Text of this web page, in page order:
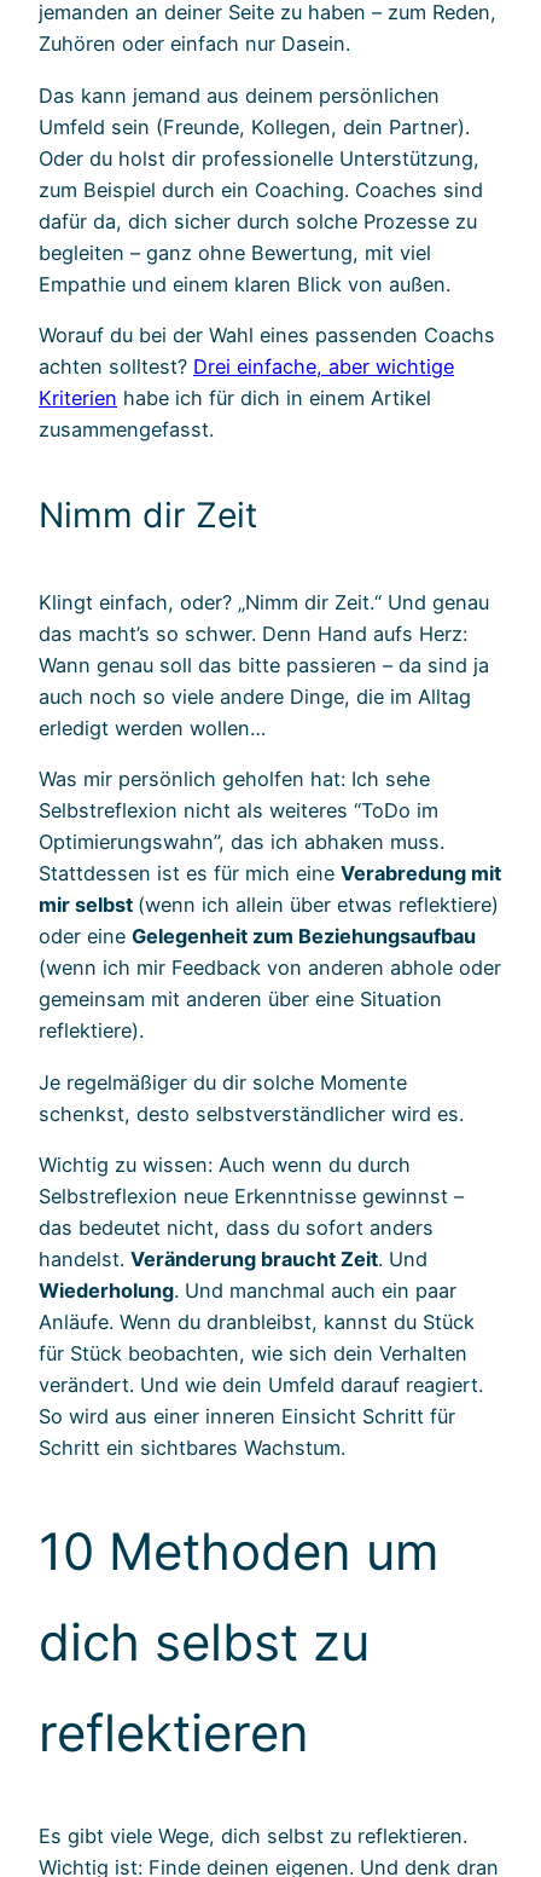
jemanden an deiner Seite zu haben – zum Reden,
Zuhören oder einfach nur Dasein.
Das kann jemand aus deinem persönlichen
Umfeld sein (Freunde, Kollegen, dein Partner).
Oder du holst dir professionelle Unterstützung,
zum Beispiel durch ein Coaching. Coaches sind
dafür da, dich sicher durch solche Prozesse zu
begleiten – ganz ohne Bewertung, mit viel
Empathie und einem klaren Blick von außen.
Worauf du bei der Wahl eines passenden Coachs
achten solltest? Drei einfache, aber wichtige
Kriterien habe ich für dich in einem Artikel
zusammengefasst.
Nimm dir Zeit
Klingt einfach, oder? „Nimm dir Zeit.“ Und genau
das macht’s so schwer. Denn Hand aufs Herz:
Wann genau soll das bitte passieren – da sind ja
auch noch so viele andere Dinge, die im Alltag
erledigt werden wollen…
Was mir persönlich geholfen hat: Ich sehe
Selbstreflexion nicht als weiteres “ToDo im
Optimierungswahn”, das ich abhaken muss.
Stattdessen ist es für mich eine Verabredung mit
mir selbst (wenn ich allein über etwas reflektiere)
oder eine Gelegenheit zum Beziehungsaufbau
(wenn ich mir Feedback von anderen abhole oder
gemeinsam mit anderen über eine Situation
reflektiere).
Je regelmäßiger du dir solche Momente
schenkst, desto selbstverständlicher wird es.
Wichtig zu wissen: Auch wenn du durch
Selbstreflexion neue Erkenntnisse gewinnst –
das bedeutet nicht, dass du sofort anders
handelst. Veränderung braucht Zeit. Und
Wiederholung. Und manchmal auch ein paar
Anläufe. Wenn du dranbleibst, kannst du Stück
für Stück beobachten, wie sich dein Verhalten
verändert. Und wie dein Umfeld darauf reagiert.
So wird aus einer inneren Einsicht Schritt für
Schritt ein sichtbares Wachstum.
10 Methoden um
dich selbst zu
reflektieren
Es gibt viele Wege, dich selbst zu reflektieren.
Wichtig ist: Finde deinen eigenen. Und denk dran